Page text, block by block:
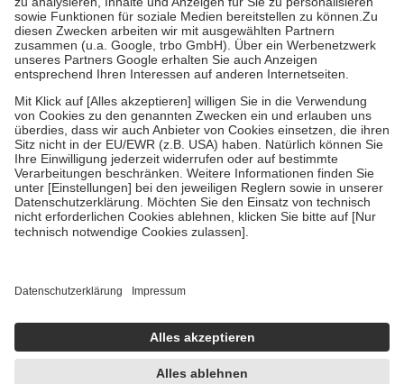
Bei Heilmitteln und häuslicher Krankenpflege beträgt die
Zuzahlung zehn Prozent der Kosten sowie zehn Euro je
Verordnung.
Um das Engagement der Versicherten für ihre eigene Gesundheit zu
stärken und die besondere Stellung der Familie zu unterstützen,
fallenkeine Zuzahlungenan bei:
• Kindern und Jugendlichen bis zum vollendeten 18. Lebensjahr
mit Ausnahme der Fahrkosten
• Untersuchungen zur Vorsorge und Früherkennung, die von der
GKV getragen werden
• empfohlenen Schutzimpfungen
• Harn- und Blutteststreifen
getroffen, um sicherzustellen, dass es sich um echte Bewertungen
https://help.etrusted.com/hc/de/articles/4419944605341
Einige Bilder und Inhalte wurden unter Zuhilfenahme künstlicher